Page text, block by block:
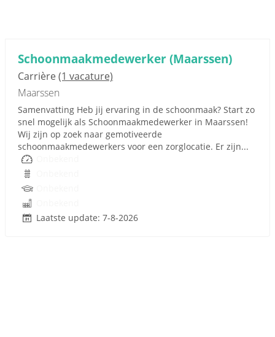
Schoonmaakmedewerker (Maarssen)
Carrière(1 vacature)
Maarssen
Samenvatting Heb jij ervaring in de schoonmaak? Start zo
snel mogelijk als Schoonmaakmedewerker in Maarssen!
Wij zijn op zoek naar gemotiveerde
schoonmaakmedewerkers voor een zorglocatie. Er zijn...
Laatste update: 7-8-2026